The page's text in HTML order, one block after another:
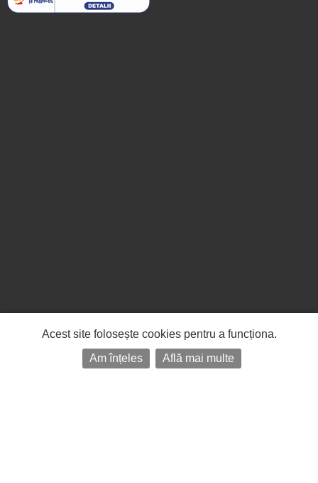
Acest site folosește cookies pentru a funcționa.
Am înțeles
Află mai multe